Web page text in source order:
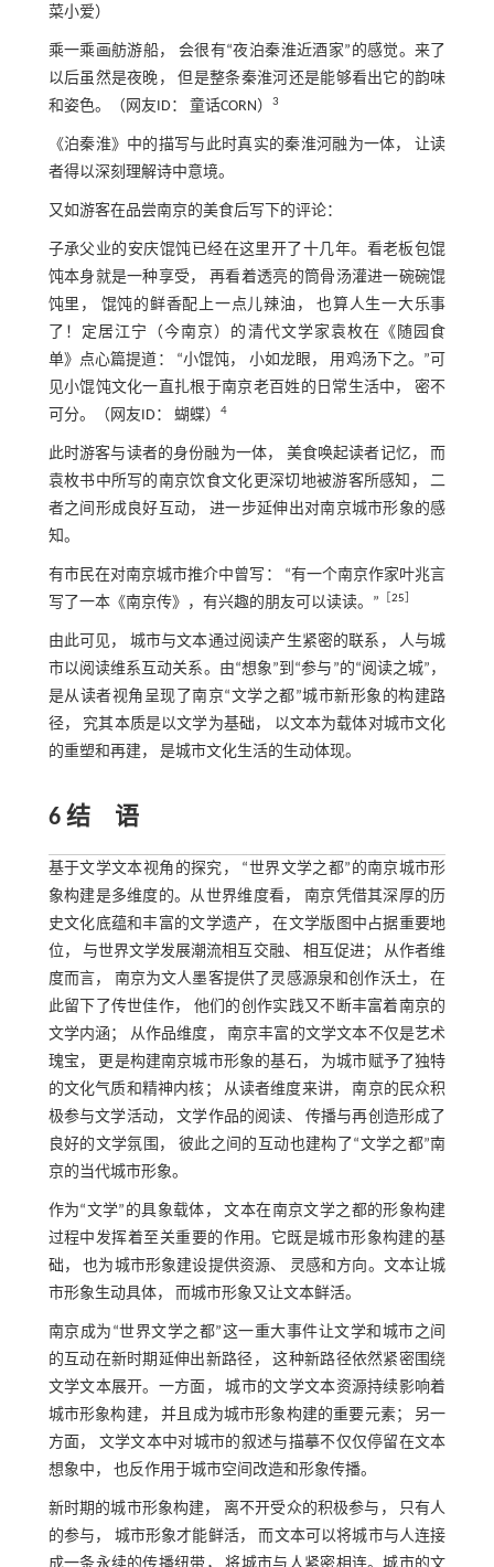
菜小爱）
乘一乘画舫游船， 会很有“夜泊秦淮近酒家”的感觉。来了
以后虽然是夜晚， 但是整条秦淮河还是能够看出它的韵味
和姿色。（网友ID： 童话CORN）
3
《泊秦淮》中的描写与此时真实的秦淮河融为一体， 让读
者得以深刻理解诗中意境。
又如游客在品尝南京的美食后写下的评论：
子承父业的安庆馄饨已经在这里开了十几年。看老板包馄
饨本身就是一种享受， 再看着透亮的筒骨汤灌进一碗碗馄
饨里， 馄饨的鲜香配上一点儿辣油， 也算人生一大乐事
了！定居江宁（今南京）的清代文学家袁枚在《随园食
单》点心篇提道： “小馄饨， 小如龙眼， 用鸡汤下之。”可
见小馄饨文化一直扎根于南京老百姓的日常生活中， 密不
可分。（网友ID： 蝴蝶）
4
此时游客与读者的身份融为一体， 美食唤起读者记忆， 而
袁枚书中所写的南京饮食文化更深切地被游客所感知， 二
者之间形成良好互动， 进一步延伸出对南京城市形象的感
知。
有市民在对南京城市推介中曾写： “有一个南京作家叶兆言
写了一本《南京传》，有兴趣的朋友可以读读。”
25
由此可见， 城市与文本通过阅读产生紧密的联系， 人与城
市以阅读维系互动关系。由“想象”到“参与”的“阅读之城”，
是从读者视角呈现了南京“文学之都”城市新形象的构建路
径， 究其本质是以文学为基础， 以文本为载体对城市文化
的重塑和再建， 是城市文化生活的生动体现。
6 结 语
基于文学文本视角的探究， “世界文学之都”的南京城市形
象构建是多维度的。从世界维度看， 南京凭借其深厚的历
史文化底蕴和丰富的文学遗产， 在文学版图中占据重要地
位， 与世界文学发展潮流相互交融、 相互促进； 从作者维
度而言， 南京为文人墨客提供了灵感源泉和创作沃土， 在
此留下了传世佳作， 他们的创作实践又不断丰富着南京的
文学内涵； 从作品维度， 南京丰富的文学文本不仅是艺术
瑰宝， 更是构建南京城市形象的基石， 为城市赋予了独特
的文化气质和精神内核； 从读者维度来讲， 南京的民众积
极参与文学活动， 文学作品的阅读、 传播与再创造形成了
良好的文学氛围， 彼此之间的互动也建构了“文学之都”南
京的当代城市形象。
作为“文学”的具象载体， 文本在南京文学之都的形象构建
过程中发挥着至关重要的作用。它既是城市形象构建的基
础， 也为城市形象建设提供资源、 灵感和方向。文本让城
市形象生动具体， 而城市形象又让文本鲜活。
南京成为“世界文学之都”这一重大事件让文学和城市之间
的互动在新时期延伸出新路径， 这种新路径依然紧密围绕
文学文本展开。一方面， 城市的文学文本资源持续影响着
城市形象构建， 并且成为城市形象构建的重要元素； 另一
方面， 文学文本中对城市的叙述与描摹不仅仅停留在文本
想象中， 也反作用于城市空间改造和形象传播。
新时期的城市形象构建， 离不开受众的积极参与， 只有人
的参与， 城市形象才能鲜活， 而文本可以将城市与人连接